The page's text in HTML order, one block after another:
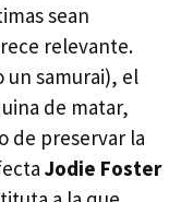
sean
relevante.
un samurai), el
de matar,
de preservar la
Jodie Foster